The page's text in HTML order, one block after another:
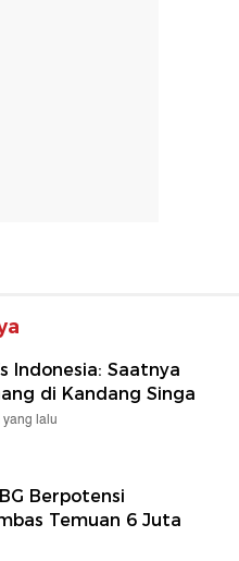
Indonesia: Saatnya
di Kandang Singa
lalu
Berpotensi
Temuan 6 Juta